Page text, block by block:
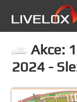
Akce:
2024 -